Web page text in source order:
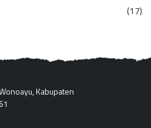
(17)
Kabupaten